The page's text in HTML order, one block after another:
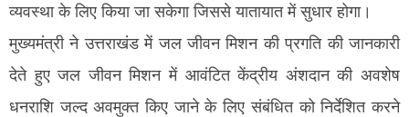
व्यवस्था के लिए किया जा सकेगा जिससे यातायात में सुधार होगा।
मुख्यमंत्री ने उत्तराखंड में जल जीवन मिशन की प्रगति की जानकारी
देते हुए जल जीवन मिशन में आवंटित केंद्रीय अंशदान की अवशेष
धनराशि जल्द अवमुक्त किए जाने के लिए संबंधित को निर्देशित करने